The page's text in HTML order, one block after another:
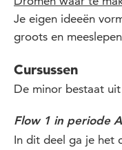
Je eigen ideeën
groots en
Cursussen
De minor bestaat
Flow 1 in periode
In dit deel ga je het